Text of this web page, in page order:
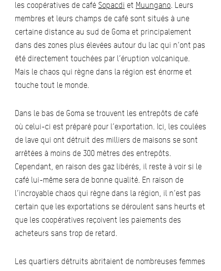
les coopératives de café Sopacdi et Muungano. Leurs
membres et leurs champs de café sont situés à une
certaine distance au sud de Goma et principalement
dans des zones plus élevées autour du lac qui n’ont pas
été directement touchées par l’éruption volcanique.
Mais le chaos qui règne dans la région est énorme et
touche tout le monde.
Dans le bas de Goma se trouvent les entrepôts de café
où celui-ci est préparé pour l’exportation. Ici, les coulées
de lave qui ont détruit des milliers de maisons se sont
arrêtées à moins de 300 mètres des entrepôts.
Cependant, en raison des gaz libérés, il reste à voir si le
café lui-même sera de bonne qualité. En raison de
l’incroyable chaos qui règne dans la région, il n’est pas
certain que les exportations se déroulent sans heurts et
que les coopératives reçoivent les paiements des
acheteurs sans trop de retard.
Les quartiers détruits abritaient de nombreuses femmes